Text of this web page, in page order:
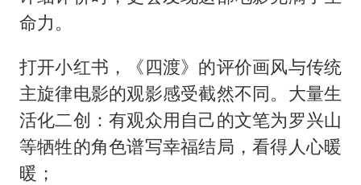
命力。
打开小红书，《四渡》的评价画风与传统
主旋律电影的观影感受截然不同。大量生
活化二创：有观众用自己的文笔为罗兴山
等牺牲的角色谱写幸福结局，看得人心暖
暖；